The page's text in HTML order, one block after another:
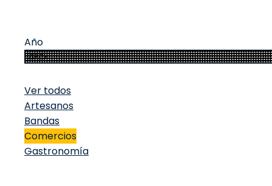
Año
Ver todos
Artesanos
Bandas
Comercios
Gastronomía